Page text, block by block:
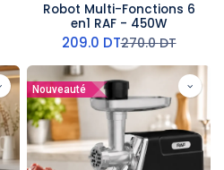
Robot Multi-Fonctions 6
en1 RAF - 450W
209.0 DT270.0DT
Nouveauté